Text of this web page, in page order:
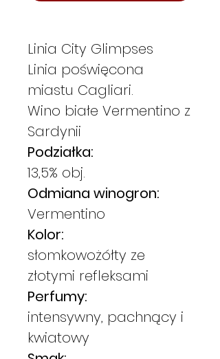
Linia City Glimpses
Linia poświęcona
miastu Cagliari.
Wino białe Vermentino z
Sardynii
Podziałka:
13,5% obj.
Odmiana winogron:
Vermentino
Kolor:
słomkowożółty ze
złotymi refleksami
Perfumy:
intensywny, pachnący i
kwiatowy